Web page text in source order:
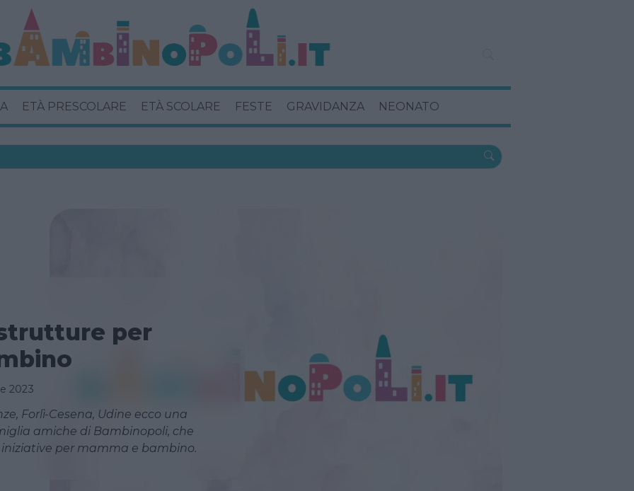
ETÀ PRESCOLARE ETÀ SCOLARE FESTE GRAVIDANZA NEONATO
per
2023
Forlì-Cesena, Udine ecco una
amiche di Bambinopoli, che
per mamma e bambino.